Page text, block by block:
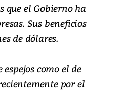
que el Gobierno ha
Sus beneficios
de dólares.
espejos como el de
por el